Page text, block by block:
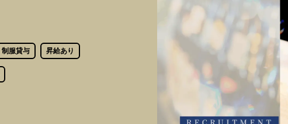
制服貸与 昇給あり